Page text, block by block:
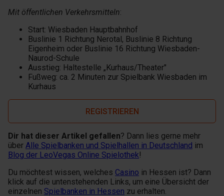
Mit öffentlichen Verkehrsmitteln:
Start: Wiesbaden Hauptbahnhof
Buslinie 1 Richtung Nerotal, Buslinie 8 Richtung
Eigenheim oder Buslinie 16 Richtung Wiesbaden-
Naurod-Schule
Ausstieg: Haltestelle „Kurhaus/Theater"
Fußweg: ca. 2 Minuten zur Spielbank Wiesbaden im
Kurhaus
REGISTRIEREN
Dir hat dieser Artikel gefallen? Dann lies gerne mehr
über Alle Spielbanken und Spielhallen in Deutschland im
Blog der LeoVegas Online Spielothek!
Du möchtest wissen, welches Casino in Hessen ist? Dann
klick auf die untenstehenden Links, um eine Übersicht der
einzelnen Spielbanken in Hessen zu erhalten.